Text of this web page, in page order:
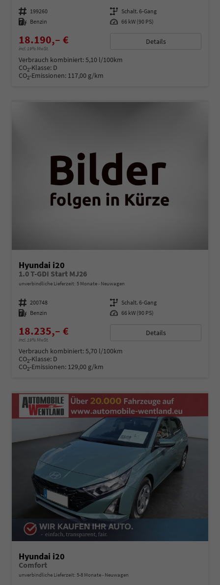
Fahrzeugnummer 199260 Getriebe Schalt. 6-Gang
Kraftstoff Benzin Leistung 66 kW (90 PS)
18.190,– €
incl. 19% MwSt.
Details
Verbrauch kombiniert:5,10 l/100km
CO2-Klasse: D
CO2-Emissionen: 117,00 g/km
Hyundai i20
1.0 T-GDI Start MJ26
unverbindliche Lieferzeit: 5 Monate Neuwagen
Fahrzeugnummer 200748 Getriebe Schalt. 6-Gang
Kraftstoff Benzin Leistung 66 kW (90 PS)
18.235,– €
incl. 19% MwSt.
Details
Verbrauch kombiniert:5,70 l/100km
CO2-Klasse: D
CO2-Emissionen: 129,00 g/km
Hyundai i20
Comfort
unverbindliche Lieferzeit: 5-8 Monate Neuwagen